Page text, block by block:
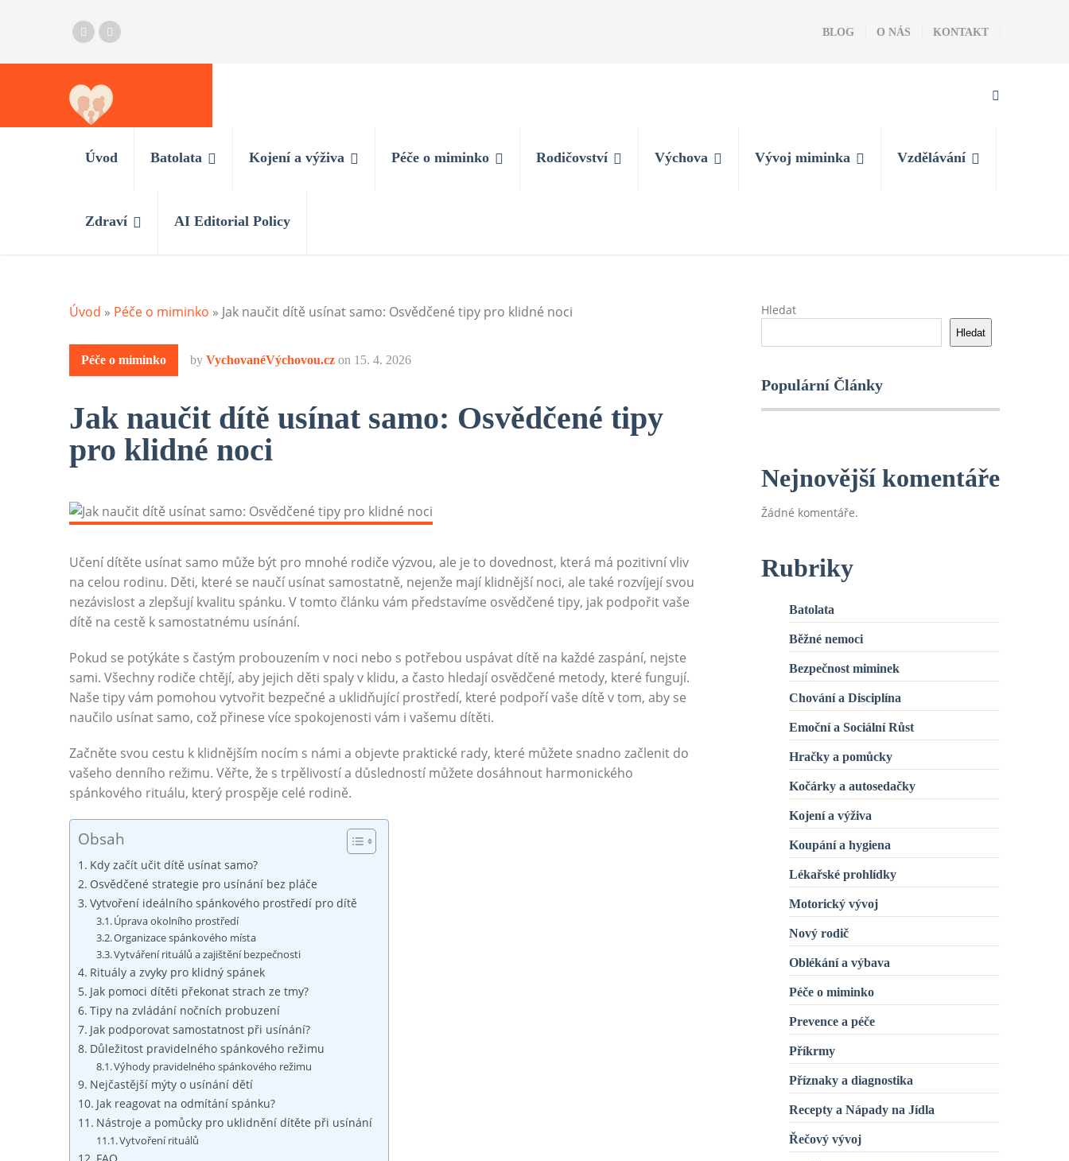
BLOG O NÁS KONTAKT
Úvod Batolata Kojení a výživa Péče o miminko Rodičovství Výchova Vývoj miminka Vzdělávání
Zdraví AI Editorial Policy
Úvod » Péče o miminko » Jak naučit dítě usínat samo: Osvědčené tipy pro klidné noci
Péče o miminko by VychovanéVýchovou.cz on 15. 4. 2026
Jak naučit dítě usínat samo: Osvědčené tipy
pro klidné noci
Učení dítěte usínat samo může být pro mnohé rodiče výzvou, ale je to dovednost, která má pozitivní vliv
na celou rodinu. Děti, které se naučí usínat samostatně, nejenže mají klidnější noci, ale také rozvíjejí svou
nezávislost a zlepšují kvalitu spánku. V tomto článku vám představíme osvědčené tipy, jak podpořit vaše
dítě na cestě k samostatnému usínání.
Pokud se potýkáte s častým probouzením v noci nebo s potřebou uspávat dítě na každé zaspání, nejste
sami. Všechny rodiče chtějí, aby jejich děti spaly v klidu, a často hledají osvědčené metody, které fungují.
Naše tipy vám pomohou vytvořit bezpečné a uklidňující prostředí, které podpoří vaše dítě v tom, aby se
naučilo usínat samo, což přinese více spokojenosti vám i vašemu dítěti.
Začněte svou cestu k klidnějším nocím s námi a objevte praktické rady, které můžete snadno začlenit do
vašeho denního režimu. Věřte, že s trpělivostí a důsledností můžete dosáhnout harmonického
spánkového rituálu, který prospěje celé rodině.
Obsah
Kdy začít učit dítě usínat samo?
Osvědčené strategie pro usínání bez pláče
Vytvoření ideálního spánkového prostředí pro dítě
Úprava okolního prostředí
Organizace spánkového místa
Vytváření rituálů a zajištění bezpečnosti
Rituály a zvyky pro klidný spánek
Jak pomoci dítěti překonat strach ze tmy?
Tipy na zvládání nočních probuzení
Jak podporovat samostatnost při usínání?
Důležitost pravidelného spánkového režimu
Výhody pravidelného spánkového režimu
Nejčastější mýty o usínání dětí
Jak reagovat na odmítání spánku?
Nástroje a pomůcky pro uklidnění dítěte při usínání
Vytvoření rituálů
Hledat
Hledat
Populární Články
Nejnovější komentáře
Žádné komentáře.
Rubriky
Batolata
Běžné nemoci
Bezpečnost miminek
Chování a Disciplína
Emoční a Sociální Růst
Hračky a pomůcky
Kočárky a autosedačky
Kojení a výživa
Koupání a hygiena
Lékařské prohlídky
Motorický vývoj
Nový rodič
Oblékání a výbava
Péče o miminko
Prevence a péče
Příkrmy
Příznaky a diagnostika
Recepty a Nápady na Jídla
Řečový vývoj